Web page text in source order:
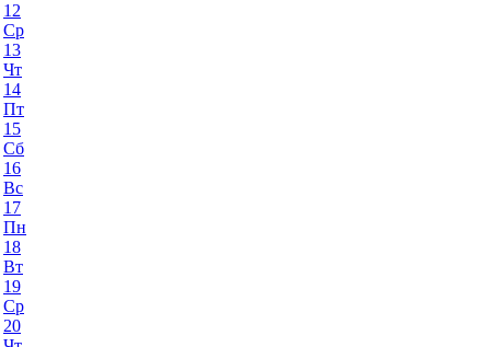
12
Ср
13
Чт
14
Пт
15
Сб
16
Вс
17
Пн
18
Вт
19
Ср
20